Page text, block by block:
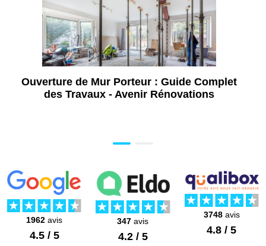
Chartres (28)
Ouverture de Mur Porteur : Guide Complet
des Travaux - Avenir Rénovations
1962 avis
4.5 / 5
347 avis
4.2 / 5
3748avis
4.8 / 5